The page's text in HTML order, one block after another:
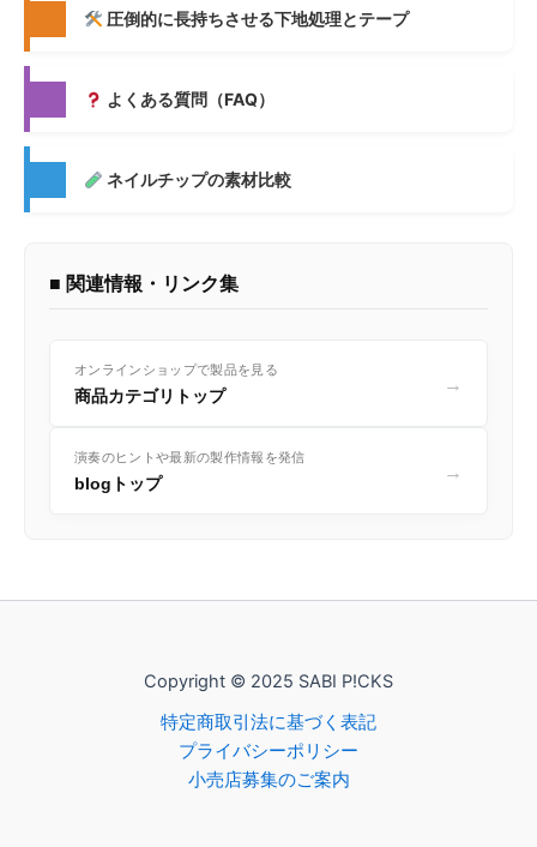
圧倒的に長持ちさせる下地処理とテープ
よくある質問（FAQ）
ネイルチップの素材比較
■ 関連情報・リンク集
オンラインショップで製品を見る
商品カテゴリトップ
→
演奏のヒントや最新の製作情報を発信
blogトップ
→
Copyright © 2025 SABI P!CKS
特定商取引法に基づく表記
プライバシーポリシー
小売店募集のご案内